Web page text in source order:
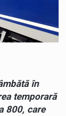
în
temporară
800, care